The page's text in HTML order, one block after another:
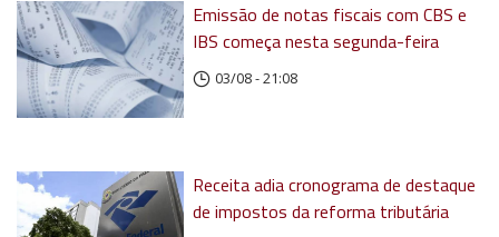
Emissão de notas fiscais com CBS e
IBS começa nesta segunda-feira
03/08 - 21:08
Receita adia cronograma de destaque
de impostos da reforma tributária